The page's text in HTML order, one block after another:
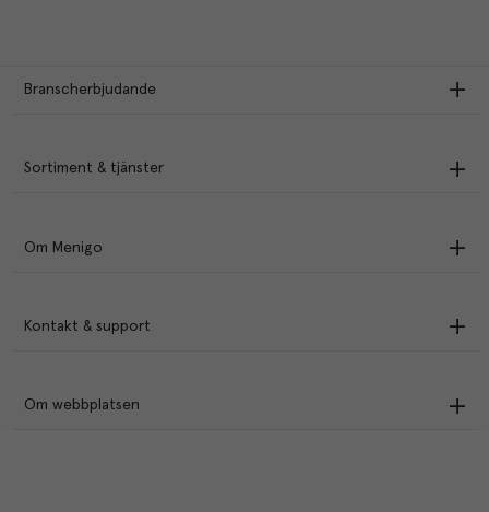
Branscherbjudande
Sortiment & tjänster
Om Menigo
Kontakt & support
Om webbplatsen